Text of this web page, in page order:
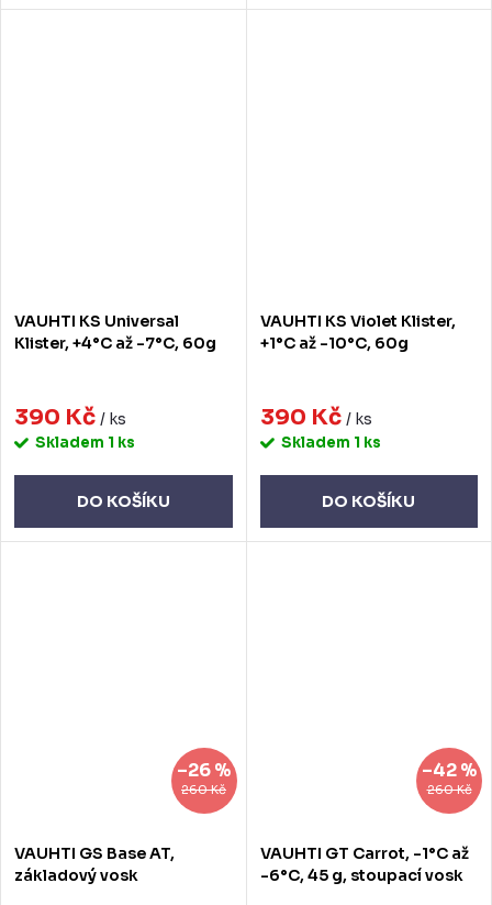
VAUHTI KS Universal
Klister, +4°C až -7°C, 60g
390 Kč / ks
Skladem 1 ks
DO KOŠÍKU
VAUHTI KS Violet Klister,
+1°C až -10°C, 60g
390 Kč / ks
Skladem 1 ks
DO KOŠÍKU
260 Kč
–26 %
VAUHTI GS Base AT,
základový vosk
260 Kč
–42 %
VAUHTI GT Carrot, -1°C až
-6°C, 45 g, stoupací vosk